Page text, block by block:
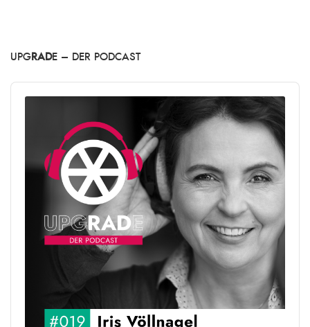
UPG RADE – DER PODCAST
Audio
Player